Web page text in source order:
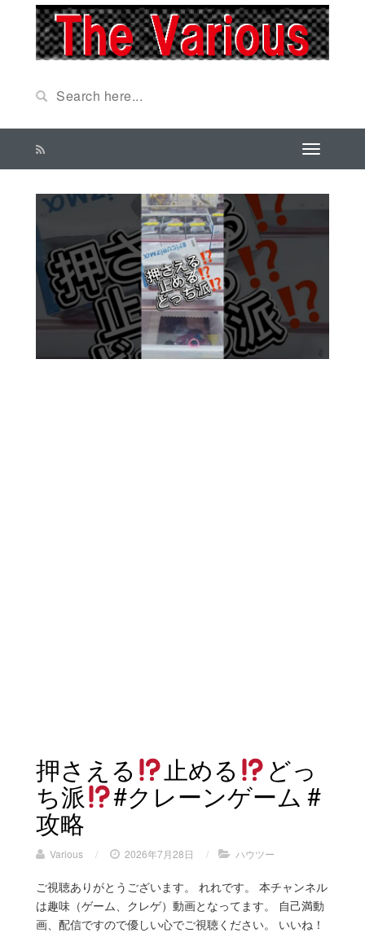
押さえる 止める
どっ
ち派
#クレーンゲーム #
攻略
Various / 2026年7月28日 / ハウツー
ご視聴ありがとうございます。 れれです。 本チャンネル
は趣味（ゲーム、クレゲ）動画となってます。 自己満動
画、配信ですので優しい心でご視聴ください。 いいね！